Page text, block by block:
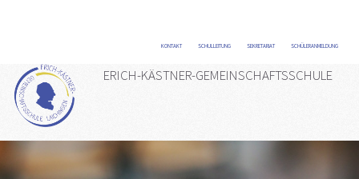
KONTAKT SCHULLEITUNG SEKRETARIAT SCHÜLERANMELDUNG
ERICH-KÄSTNER-GEMEINSCHAFTSSCHULE